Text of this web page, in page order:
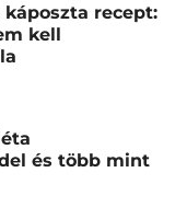
recept:
kell
és több mint